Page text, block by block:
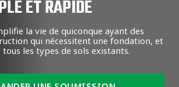
ET RAPIDE
la vie de quiconque ayant des
qui nécessitent une fondation, et
tous les types de sols existants.